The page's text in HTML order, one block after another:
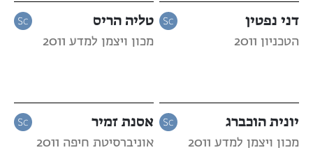
דני נפטין
הטכניון 2011
טליה הריס
מכון ויצמן למדע 2011
יונית הוכברג
מכון ויצמן למדע 2011
אסנת זמיר
אוניברסיטת חיפה 2011